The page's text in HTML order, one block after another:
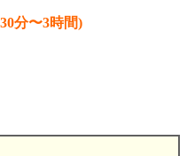
分〜3時間)